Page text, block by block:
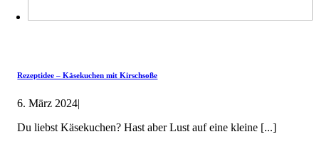
Rezeptidee – Käsekuchen mit Kirschsoße
6. März 2024|
Du liebst Käsekuchen? Hast aber Lust auf eine kleine [...]